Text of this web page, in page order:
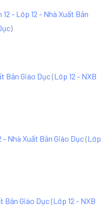
- Lớp 12 - Nhà Xuất Bản
)
Bản Giáo Dục(Lớp 12 - NXB
- Nhà Xuất Bản Giáo Dục(Lớp
Bản Giáo Dục(Lớp 12 - NXB